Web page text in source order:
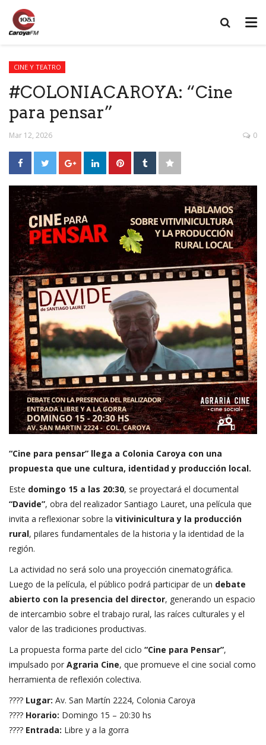
CINE Y TEATRO
#COLONIACAROYA: “Cine
para pensar”
Mar 12, 2026 0
“Cine para pensar” llega a Colonia Caroya con una
propuesta que une cultura, identidad y producción local.
Este domingo 15 a las 20:30, se proyectará el documental
“Davide”, obra del realizador Santiago Lauret, una película que
invita a reflexionar sobre la vitivinicultura y la producción
rural, pilares fundamentales de la historia y la identidad de la
región.
La actividad no será solo una proyección cinematográfica.
Luego de la película, el público podrá participar de un debate
abierto con la presencia del director, generando un espacio
de intercambio sobre el trabajo rural, las raíces culturales y el
valor de las tradiciones productivas.
La propuesta forma parte del ciclo “Cine para Pensar”,
impulsado por Agraria Cine, que promueve el cine social como
herramienta de reflexión colectiva.
???? Lugar: Av. San Martín 2224, Colonia Caroya
???? Horario: Domingo 15 – 20:30 hs
???? Entrada: Libre y a la gorra